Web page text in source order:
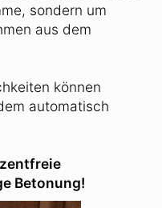
sondern um
aus dem
können
automatisch
Betonung!